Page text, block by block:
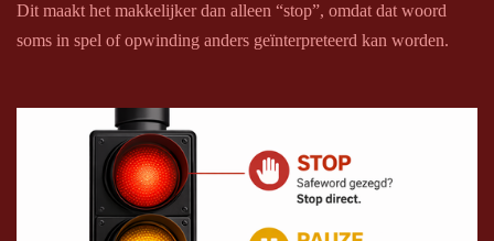
Dit maakt het makkelijker dan alleen “stop”, omdat dat woord
soms in spel of opwinding anders geïnterpreteerd kan worden.